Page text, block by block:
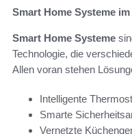
Smart Home Systeme
Smart Home Systeme
Technologie, die
Allen voran stehen
Intelligente
Smarte
Vernetzte